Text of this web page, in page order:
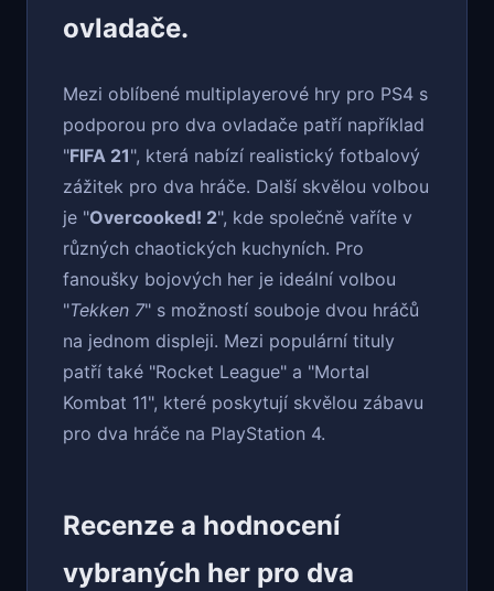
ovladače.
Mezi oblíbené multiplayerové hry pro PS4 s
podporou pro dva ovladače patří například
"FIFA 21", která nabízí realistický fotbalový
zážitek pro dva hráče. Další skvělou volbou
je "Overcooked! 2", kde společně vaříte v
různých chaotických kuchyních. Pro
fanoušky bojových her je ideální volbou
"Tekken 7" s možností souboje dvou hráčů
na jednom displeji. Mezi populární tituly
patří také "Rocket League" a "Mortal
Kombat 11", které poskytují skvělou zábavu
pro dva hráče na PlayStation 4.
Recenze a hodnocení
vybraných her pro dva